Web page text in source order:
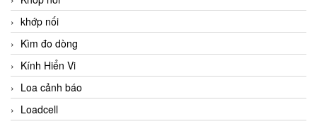
khớp nối
Kìm đo dòng
Kính Hiển Vi
Loa cảnh báo
Loadcell